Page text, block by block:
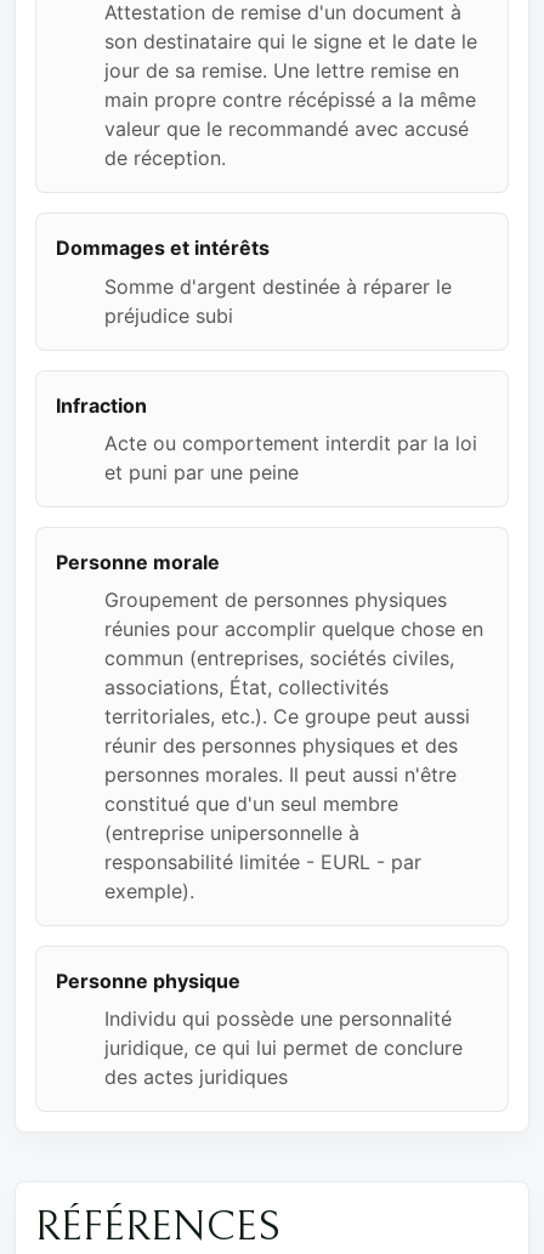
Attestation de remise d'un document à
son destinataire qui le signe et le date le
jour de sa remise. Une lettre remise en
main propre contre récépissé a la même
valeur que le recommandé avec accusé
de réception.
Dommages et intérêts
Somme d'argent destinée à réparer le
préjudice subi
Infraction
Acte ou comportement interdit par la loi
et puni par une peine
Personne morale
Groupement de personnes physiques
réunies pour accomplir quelque chose en
commun (entreprises, sociétés civiles,
associations, État, collectivités
territoriales, etc.). Ce groupe peut aussi
réunir des personnes physiques et des
personnes morales. Il peut aussi n'être
constitué que d'un seul membre
(entreprise unipersonnelle à
responsabilité limitée - EURL - par
exemple).
Personne physique
Individu qui possède une personnalité
juridique, ce qui lui permet de conclure
des actes juridiques
RÉFÉRENCES